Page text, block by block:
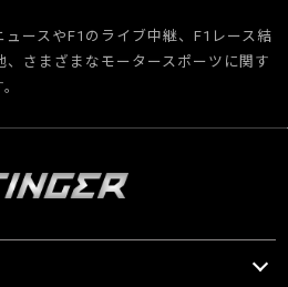
ースやF1のライブ中継、F1レース結
さまざまなモータースポーツに関す